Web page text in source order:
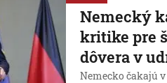
Nemecký
kritike pre
dôvera v
Nemecko čakajú